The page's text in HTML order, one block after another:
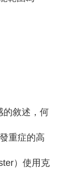
的敘述，何
重症的高
）使用克